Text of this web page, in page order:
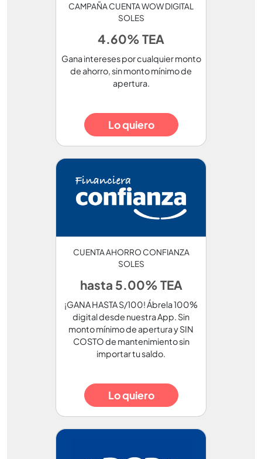
CAMPAÑA CUENTA WOW DIGITAL
SOLES
4.60% TEA
Gana intereses por cualquier monto
de ahorro, sin monto mínimo de
apertura.
Lo quiero
CUENTA AHORRO CONFIANZA
SOLES
hasta 5.00% TEA
¡GANA HASTA S/100! Ábrela 100%
digital desde nuestra App. Sin
monto mínimo de apertura y SIN
COSTO de mantenimiento sin
importar tu saldo.
Lo quiero